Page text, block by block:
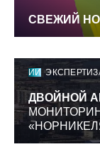
СВЕЖИЙ
ИИ
ДВОЙНОЙ